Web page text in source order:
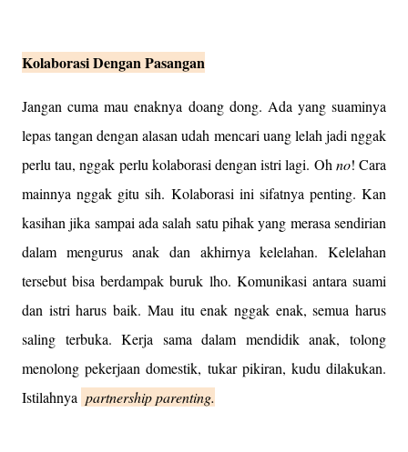
Kolaborasi Dengan Pasangan
Jangan cuma mau enaknya doang dong. Ada yang suaminya
lepas tangan dengan alasan udah mencari uang lelah jadi nggak
perlu tau, nggak perlu kolaborasi dengan istri lagi. Oh no! Cara
mainnya nggak gitu sih. Kolaborasi ini sifatnya penting. Kan
kasihan jika sampai ada salah satu pihak yang merasa sendirian
dalam mengurus anak dan akhirnya kelelahan. Kelelahan
tersebut bisa berdampak buruk lho. Komunikasi antara suami
dan istri harus baik. Mau itu enak nggak enak, semua harus
saling terbuka. Kerja sama dalam mendidik anak, tolong
menolong pekerjaan domestik, tukar pikiran, kudu dilakukan.
Istilahnya partnership parenting.